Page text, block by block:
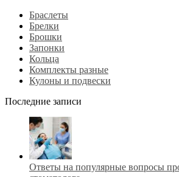
Браслеты
Брелки
Брошки
Запонки
Кольца
Комплекты разные
Кулоны и подвески
Последние записи
Ответы на популярные вопросы